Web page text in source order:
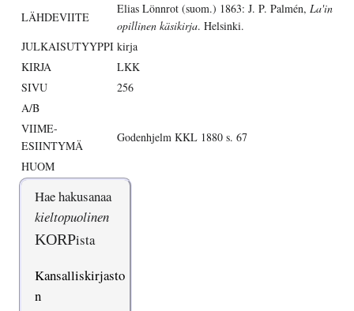
LÄHDEVIITE
Elias Lönnrot (suom.) 1863: J. P. Palmén, La'in
opillinen käsikirja. Helsinki.
JULKAISUTYYPPI kirja
KIRJA
LKK
SIVU
256
A/B
VIIME-
ESIINTYMÄ
Godenhjelm KKL 1880 s. 67
HUOM
Hae hakusanaa
kieltopuolinen
KORPista
Kansalliskirjasto
n